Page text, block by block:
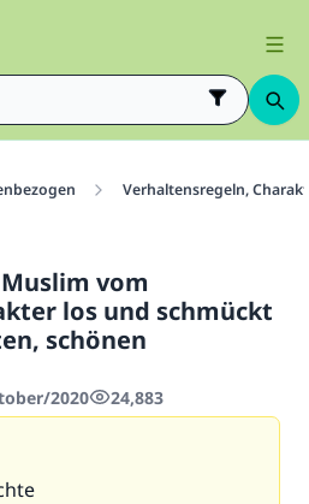
Verhaltensregeln,
vom
los und schmückt
schönen
2020 24,883